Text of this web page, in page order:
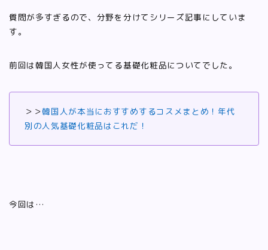
質問が多すぎるので、分野を分けてシリーズ記事にしていま
す。
前回は韓国人女性が使ってる基礎化粧品についてでした。
＞＞韓国人が本当におすすめするコスメまとめ！年代
別の人気基礎化粧品はこれだ！
今回は…